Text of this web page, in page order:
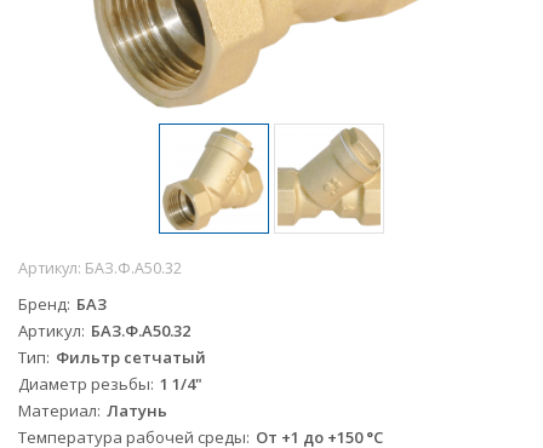
Артикул: БАЗ.Ф.А50.32
Бренд БАЗ
Артикул БАЗ.Ф.А50.32
Тип Фильтр сетчатый
Диаметр резьбы 1 1/4"
Материал Латунь
Температура рабочей среды От +1 до +150 °С